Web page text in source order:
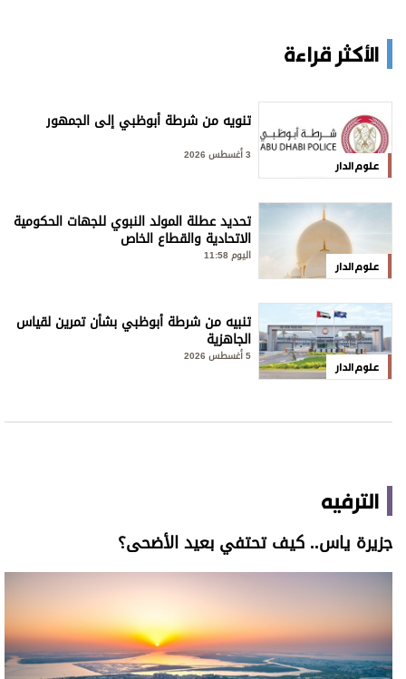
الأكثر قراءة
علوم الدار
تنويه من شرطة أبوظبي إلى الجمهور
علوم الدار
تحديد عطلة المولد النبوي للجهات الحكومية
الاتحادية والقطاع الخاص
اليوم 11:58
علوم الدار
تنبيه من شرطة أبوظبي بشأن تمرين لقياس
الجاهزية
5 أغسطس 2026
الترفيه
جزيرة ياس.. كيف تحتفي بعيد الأضحى؟